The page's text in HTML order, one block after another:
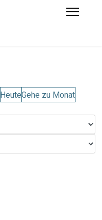
HeuteGehe zu Monat